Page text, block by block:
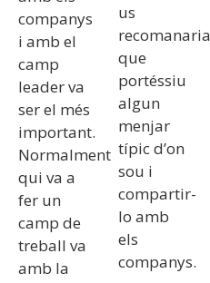
companys
i amb el
camp
leader va
ser el més
important.
Normalment
qui va a
fer un
camp de
treball va
amb la
us
recomanaria
que
portéssiu
algun
menjar
típic d’on
sou i
compartir-
lo amb
els
companys.